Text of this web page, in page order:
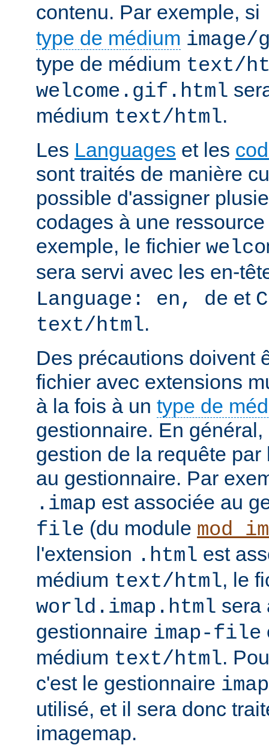
contenu. Par exemple, si
type de médium
type de médium text/
welcome.gif.html
médium text/html.
Les Languages et les
sont traités de manière
possible d'assigner
codages à une
exemple, le fichier
sera servi avec les en-
Language: en, de et
text/html.
Des précautions doivent
fichier avec extensions
à la fois à un type de
gestionnaire. En
gestion de la requête
au gestionnaire. Par
.imap est associée au
file (du module
l'extension .html est
médium text/html, le
world.imap.html sera
gestionnaire imap-file
médium text/html.
c'est le gestionnaire
utilisé, et il sera donc
imagemap.